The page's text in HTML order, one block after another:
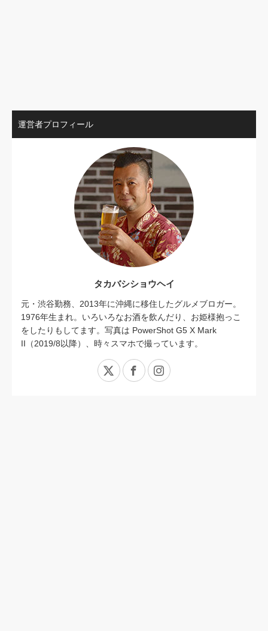
運営者プロフィール
タカバシショウヘイ
元・渋谷勤務、2013年に沖縄に移住したグルメブロガー。
1976年生まれ。いろいろなお酒を飲んだり、お姫様抱っこ
をしたりもしてます。写真は PowerShot G5 X Mark
II（2019/8以降）、時々スマホで撮っています。
X FacebookInstagram